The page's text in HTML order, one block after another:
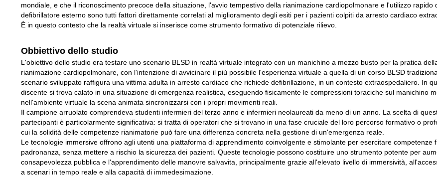
mondiale, e che il riconoscimento precoce della situazione, l'avvio tempestivo della rianimazione cardiopolmonare e l'utilizzo rapido
defibrillatore esterno sono tutti fattori direttamente correlati al miglioramento degli esiti per i pazienti colpiti da arresto cardiaco
È in questo contesto che la realtà virtuale si inserisce come strumento formativo di potenziale rilievo.
Obbiettivo dello studio
L'obiettivo dello studio era testare uno scenario BLSD in realtà virtuale integrato con un manichino a mezzo busto per la pratica
rianimazione cardiopolmonare, con l'intenzione di avvicinare il più possibile l'esperienza virtuale a quella di un corso BLSD
scenario sviluppato raffigura una vittima adulta in arresto cardiaco che richiede defibrillazione, in un contesto extraospedaliero. In
discente si trova calato in una situazione di emergenza realistica, eseguendo fisicamente le compressioni toraciche sul manichino
nell'ambiente virtuale la scena animata sincronizzarsi con i propri movimenti reali.
Il campione arruolato comprendeva studenti infermieri del terzo anno e infermieri neolaureati da meno di un anno. La scelta di
partecipanti è particolarmente significativa: si tratta di operatori che si trovano in una fase cruciale del loro percorso formativo o
cui la solidità delle competenze rianimatorie può fare una differenza concreta nella gestione di un'emergenza reale.
Le tecnologie immersive offrono agli utenti una piattaforma di apprendimento coinvolgente e stimolante per esercitare competenze
padronanza, senza mettere a rischio la sicurezza dei pazienti. Queste tecnologie possono costituire uno strumento potente per
consapevolezza pubblica e l'apprendimento delle manovre salvavita, principalmente grazie all'elevato livello di immersività,
a scenari in tempo reale e alla capacità di immedesimazione.